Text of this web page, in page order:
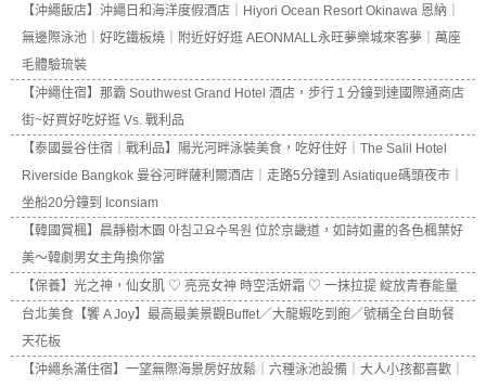
【沖繩飯店】沖繩日和海洋度假酒店｜Hiyori Ocean Resort Okinawa 恩納｜
無邊際泳池｜好吃鐵板燒｜附近好好逛 AEONMALL永旺夢樂城來客夢｜萬座
毛體驗琉裝
【沖繩住宿】那霸 Southwest Grand Hotel 酒店，步行１分鐘到達國際通商店
街~好買好吃好逛 Vs. 戰利品
【泰國曼谷住宿｜戰利品】陽光河畔泳裝美食，吃好住好｜The Salil Hotel
Riverside Bangkok 曼谷河畔薩利爾酒店｜走路5分鐘到 Asiatique碼頭夜市｜
坐船20分鐘到 Iconsiam
【韓國賞楓】晨靜樹木園 아침고요수목원 位於京畿道，如詩如畫的各色楓葉好
美～韓劇男女主角換你當
【保養】光之神，仙女肌 ♡ 亮亮女神 時空活妍霜 ♡ 一抹拉提 綻放青春能量
台北美食【饗 A Joy】最高最美景觀Buffet／大龍蝦吃到飽／號稱全台自助餐
天花板
【沖繩糸滿住宿】一望無際海景房好放鬆｜六種泳池設備｜大人小孩都喜歡｜